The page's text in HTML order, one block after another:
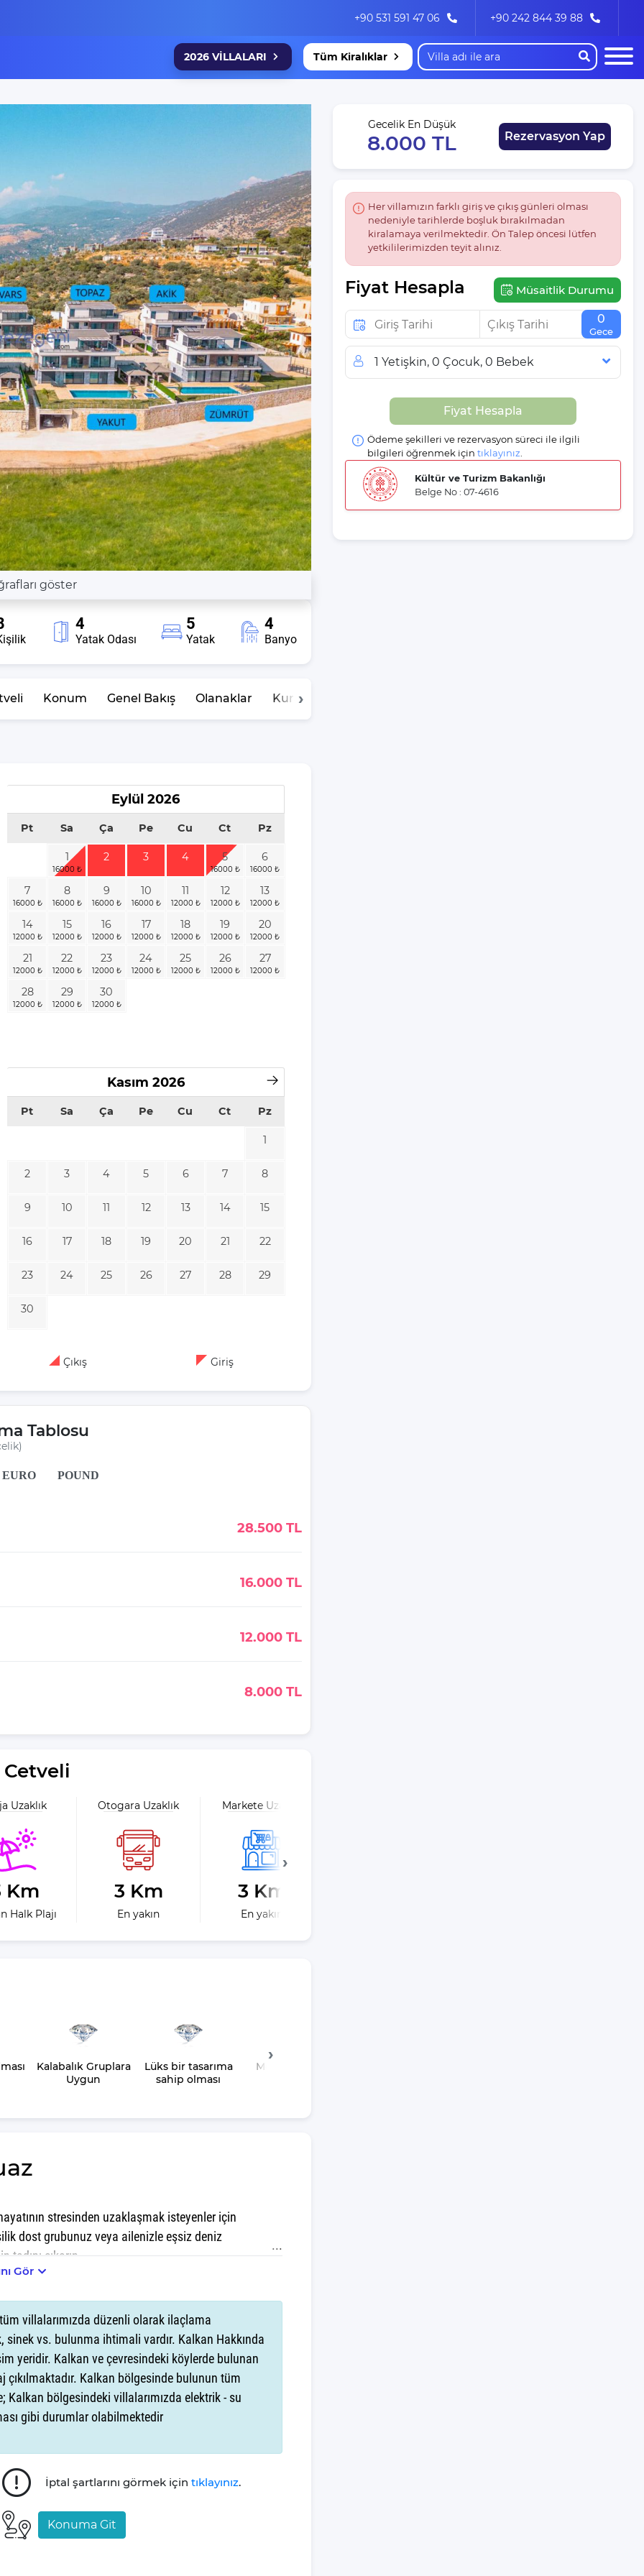
+90 242 844 39 88
+90 531 591 47 06
2026 VİLLALARI Tüm Kiralıklar
göster
4
Yatak Odası
5
Yatak
4
Banyo
Konum Genel Bakış Olanaklar Kurallar
Eylül 2026
Pt Sa Ça Pe Cu Ct Pz
1 2 3 4 5 6
7 8 9 10 11 12 13
14 15 16 17 18 19 20
21 22 23 24 25 26 27
28 29 30
Kasım 2026
Pt Sa Ça Pe Cu Ct Pz
1
2 3 4 5 6 7 8
9 10 11 12 13 14 15
16 17 18 19 20 21 22
23 24 25 26 27 28 29
30
Çıkış Giriş
Tablosu
EURO POUND
28.500 TL
16.000 TL
12.000 TL
8.000 TL
Cetveli
Uzaklık
Km
Halk Plajı
Otogara Uzaklık
3 Km
En yakın
Markete Uzaklık
3 Km
En yakın
Kalabalık Gruplara
Uygun
Lüks bir tasarıma
sahip olması
Merkeze Yakın
stresinden uzaklaşmak isteyenler için
dost grubunuz veya ailenizle eşsiz deniz
çıkarın.
alan villamız, arkadaş grubunuz ve sevdikleriniz için
a sizleride bekliyoruz.
dönüşlerini hedefleyen Villa Gezegeni,
olmaktan mutluluk duyar.
yaşayın. Villamızın sıradışı havuzunda
bir araya getiriyor.
çıkarın. Villamızın benzersiz havuzunda
ederek berrak denizin tadını çıkarabilirsiniz.
bağlantı kurmaktadır.
Gör
villalarımızda düzenli olarak ilaçlama
sinek vs. bulunma ihtimali vardır. Kalkan Hakkında
yeridir. Kalkan ve çevresindeki köylerde bulunan
çıkılmaktadır. Kalkan bölgesinde bulunun tüm
bölgesindeki villalarımızda elektrik - su
gibi durumlar olabilmektedir
İptal şartlarını görmek için tıklayınız.
Konuma Git
Gecelik En Düşük
8.000 TL Rezervasyon Yap
Her villamızın farklı giriş ve çıkış günleri olması
nedeniyle tarihlerde boşluk bırakılmadan
kiralamaya verilmektedir. Ön Talep öncesi lütfen
yetkililerimizden teyit alınız.
Fiyat Hesapla Müsaitlik Durumu
0
Gece
1 Yetişkin, 0 Çocuk, 0 Bebek
Misafir Sayısı
Çocuk
Bebek
Fiyat Hesapla
Ödeme şekilleri ve rezervasyon süreci ile ilgili
bilgileri öğrenmek için tıklayınız
Kültür ve Turizm Bakanlığı
Belge No : 07-4616